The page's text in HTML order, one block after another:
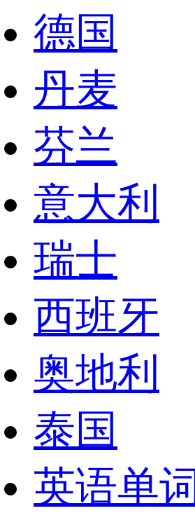
德国
丹麦
芬兰
意大利
瑞士
西班牙
奥地利
泰国
英语单词